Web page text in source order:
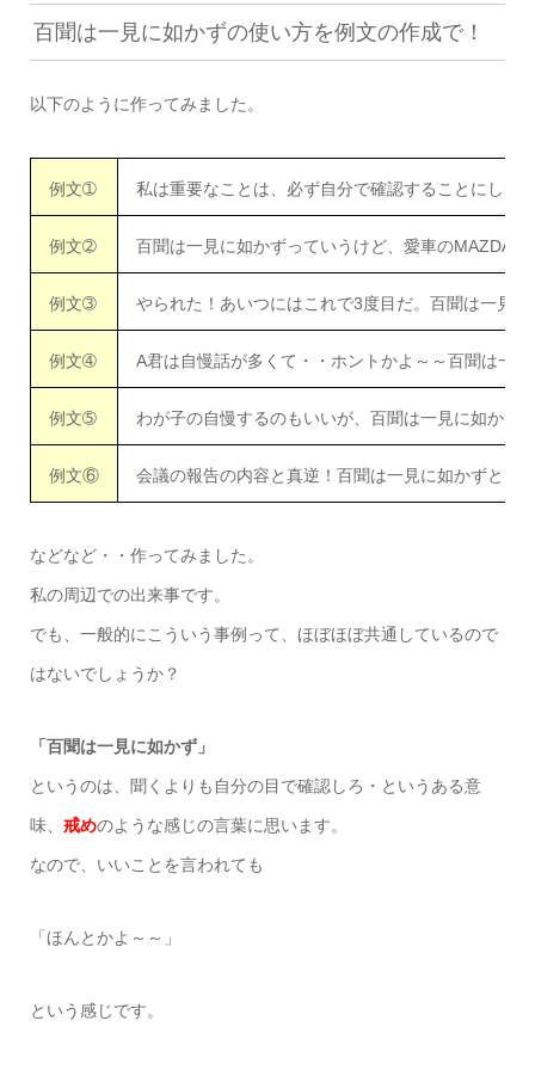
百聞は一見に如かずの使い方を例文の作成で！
以下のように作ってみました。
例文➀ 私は重要なことは、必ず自分で確認することにして
例文➁ 百聞は一見に如かずっていうけど、愛車のMAZDA2
例文➂ やられた！あいつにはこれで3度目だ。百聞は一見
例文➃ A君は自慢話が多くて・・ホントかよ～～百聞は一
例文➄ わが子の自慢するのもいいが、百聞は一見に如かず
例文⑥ 会議の報告の内容と真逆！百聞は一見に如かずとは
などなど・・作ってみました。
私の周辺での出来事です。
でも、一般的にこういう事例って、ほぼほぼ共通しているので
はないでしょうか？
「百聞は一見に如かず」
というのは、聞くよりも自分の目で確認しろ・というある意
味、 戒めのような感じの言葉に思います。
なので、いいことを言われても
「ほんとかよ～～」
という感じです。